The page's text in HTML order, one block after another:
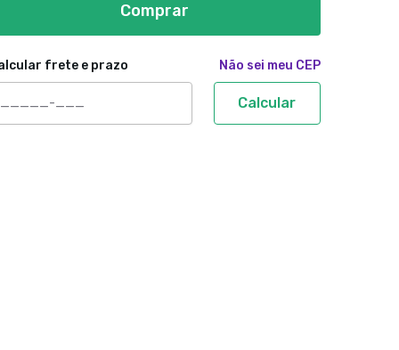
Comprar
frete e prazo Não sei meu CEP
Calcular